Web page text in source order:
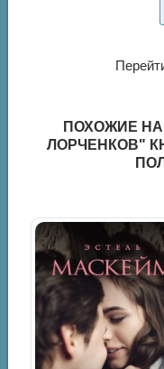
ПОХОЖИЕ
ЛОРЧЕНКОВ"